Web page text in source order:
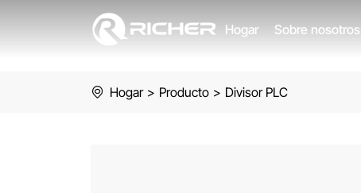
Hogar Sobre nosotros
PLC
splitter
Hogar > Producto > Divisor PLC